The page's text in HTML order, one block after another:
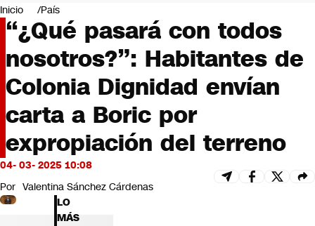
Negocios
Deportes
Programas completos
Cultura
Servicios
Bits
CNN tiempo
Opinión
Inicio País
“¿Qué pasará con todos
nosotros?”: Habitantes de
Colonia Dignidad envían
carta a Boric por
expropiación del terreno
04- 03- 2025 10:08
Por Valentina Sánchez Cárdenas
LO
MÁS